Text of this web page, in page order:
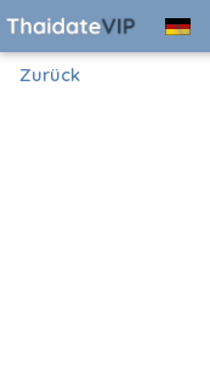
Zurück